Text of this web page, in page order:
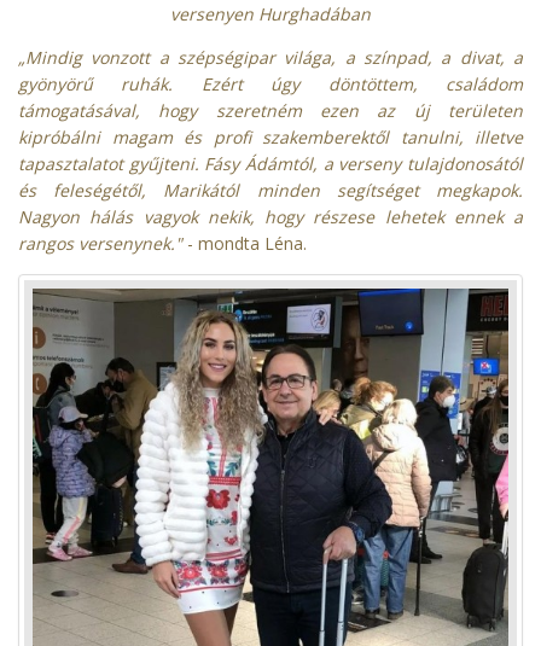
versenyen Hurghadában
„Mindig vonzott a szépségipar világa, a színpad, a divat, a
gyönyörű ruhák. Ezért úgy döntöttem, családom
támogatásával, hogy szeretném ezen az új területen
kipróbálni magam és profi szakemberektől tanulni, illetve
tapasztalatot gyűjteni. Fásy Ádámtól, a verseny tulajdonosától
és feleségétől, Marikától minden segítséget megkapok.
Nagyon hálás vagyok nekik, hogy részese lehetek ennek a
rangos versenynek."- mondta Léna.